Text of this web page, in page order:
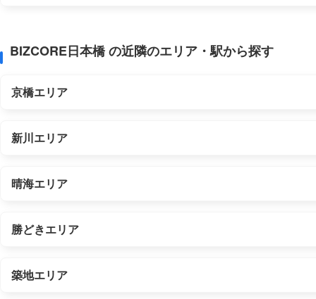
BIZCORE日本橋 の近隣のエリア・駅から探す
京橋エリア
新川エリア
晴海エリア
勝どきエリア
築地エリア